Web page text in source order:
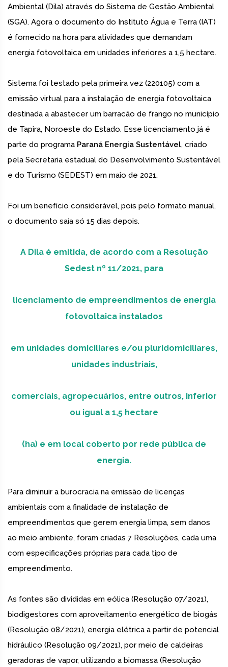
Ambiental (Dila) através do Sistema de Gestão Ambiental
(SGA). Agora o documento do Instituto Água e Terra (IAT)
é fornecido na hora para atividades que demandam
energia fotovoltaica em unidades inferiores a 1,5 hectare.
Sistema foi testado pela primeira vez (220105) com a
emissão virtual para a instalação de energia fotovoltaica
destinada a abastecer um barracão de frango no município
de Tapira, Noroeste do Estado. Esse licenciamento já é
parte do programa Paraná Energia Sustentável, criado
pela Secretaria estadual do Desenvolvimento Sustentável
e do Turismo (SEDEST) em maio de 2021.
Foi um benefício considerável, pois pelo formato manual,
o documento saía só 15 dias depois.
A Dila é emitida, de acordo com a Resolução
Sedest nº 11/2021, para
licenciamento de empreendimentos de energia
fotovoltaica instalados
em unidades domiciliares e/ou pluridomiciliares,
unidades industriais,
comerciais, agropecuários, entre outros, inferior
ou igual a 1,5 hectare
(ha) e em local coberto por rede pública de
energia.
Para diminuir a burocracia na emissão de licenças
ambientais com a finalidade de instalação de
empreendimentos que gerem energia limpa, sem danos
ao meio ambiente, foram criadas 7 Resoluções, cada uma
com especificações próprias para cada tipo de
empreendimento.
As fontes são divididas em eólica (Resolução 07/2021),
biodigestores com aproveitamento energético de biogás
(Resolução 08/2021), energia elétrica a partir de potencial
hidráulico (Resolução 09/2021), por meio de caldeiras
geradoras de vapor, utilizando a biomassa (Resolução